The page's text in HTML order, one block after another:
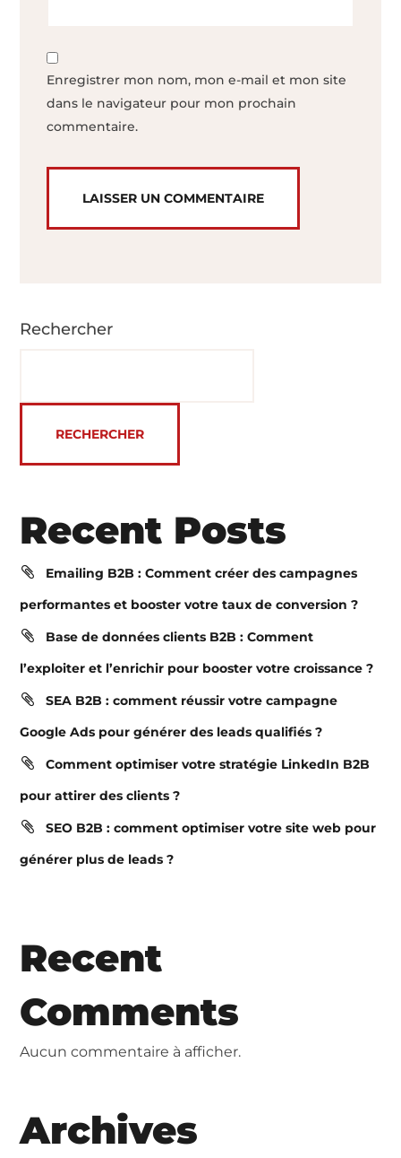
Enregistrer mon nom, mon e-mail et mon site
dans le navigateur pour mon prochain
commentaire.
Rechercher
RECHERCHER
Recent Posts
Emailing B2B : Comment créer des campagnes
performantes et booster votre taux de conversion ?
Base de données clients B2B : Comment
l’exploiter et l’enrichir pour booster votre croissance ?
SEA B2B : comment réussir votre campagne
Google Ads pour générer des leads qualifiés ?
Comment optimiser votre stratégie LinkedIn B2B
pour attirer des clients ?
SEO B2B : comment optimiser votre site web pour
générer plus de leads ?
Recent
Comments
Aucun commentaire à afficher.
Archives